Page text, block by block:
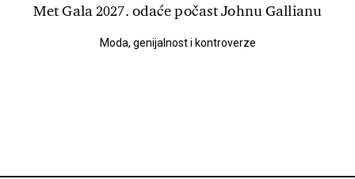
Met Gala 2027. odaće počast Johnu Gallianu
Moda, genijalnost i kontroverze